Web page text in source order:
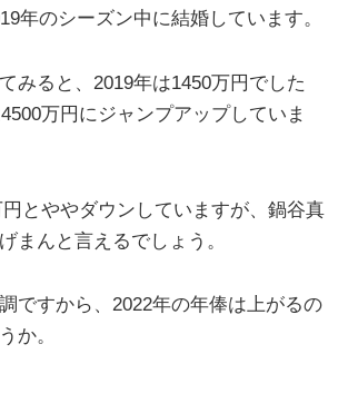
年のシーズン中に結婚しています。
みると、2019年は1450万円でした
万円にジャンプアップしていま
円とややダウンしていますが、鍋谷真
まんと言えるでしょう。
ですから、2022年の年俸は上がるの
か。